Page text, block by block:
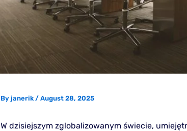
By janerik / August 28, 2025
W dzisiejszym zglobalizowanym świecie,